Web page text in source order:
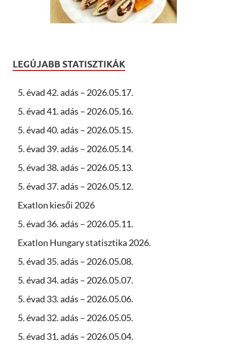
LEGÚJABB STATISZTIKÁK
5. évad 42. adás – 2026.05.17.
5. évad 41. adás – 2026.05.16.
5. évad 40. adás – 2026.05.15.
5. évad 39. adás – 2026.05.14.
5. évad 38. adás – 2026.05.13.
5. évad 37. adás – 2026.05.12.
Exatlon kiesői 2026
5. évad 36. adás – 2026.05.11.
Exatlon Hungary statisztika 2026.
5. évad 35. adás – 2026.05.08.
5. évad 34. adás – 2026.05.07.
5. évad 33. adás – 2026.05.06.
5. évad 32. adás – 2026.05.05.
5. évad 31. adás – 2026.05.04.